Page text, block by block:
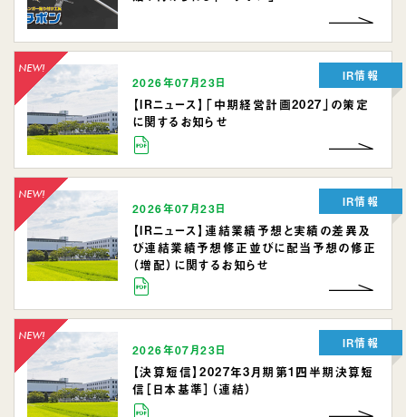
2026年07月23日
【IRニュース】「中期経営計画2027」の策定
に関するお知らせ
IR情報
2026年07月23日
【IRニュース】連結業績予想と実績の差異及
び連結業績予想修正並びに配当予想の修正
（増配）に関するお知らせ
IR情報
2026年07月23日
【決算短信】2027年3月期第1四半期決算短
信［日本基準］（連結）
IR情報